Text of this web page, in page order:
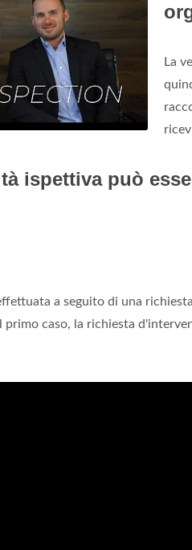
La
ispettiva può
a seguito di una
primo caso, la richiesta